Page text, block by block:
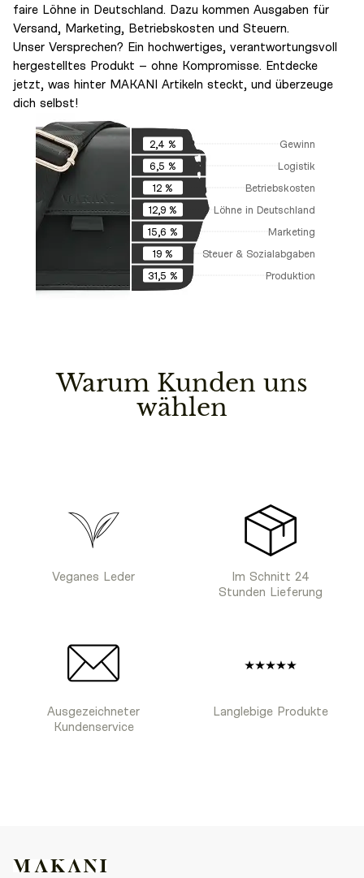
faire Löhne in Deutschland. Dazu kommen Ausgaben für
Versand, Marketing, Betriebskosten und Steuern.
Unser Versprechen? Ein hochwertiges, verantwortungsvoll
hergestelltes Produkt – ohne Kompromisse. Entdecke
jetzt, was hinter MAKANI Artikeln steckt, und überzeuge
dich selbst!
2,4 %
Gewinn
6,5 %
Logistik
12 %
Betriebskosten
12,9 %
Löhne in Deutschland
15,6 %
Marketing
19 %
Steuer & Sozialabgaben
31,5 %
Produktion
Warum Kunden uns
wählen
Veganes Leder
Im Schnitt 24
Stunden Lieferung
Ausgezeichneter
Kundenservice
Langlebige Produkte